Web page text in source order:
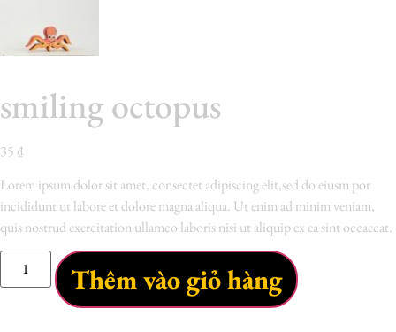
smiling octopus
35 ₫
Lorem ipsum dolor sit amet, consectet adipiscing elit,sed do eiusm por
incididunt ut labore et dolore magna aliqua. Ut enim ad minim veniam,
quis nostrud exercitation ullamco laboris nisi ut aliquip ex ea sint occaecat.
Thêm vào giỏ hàng